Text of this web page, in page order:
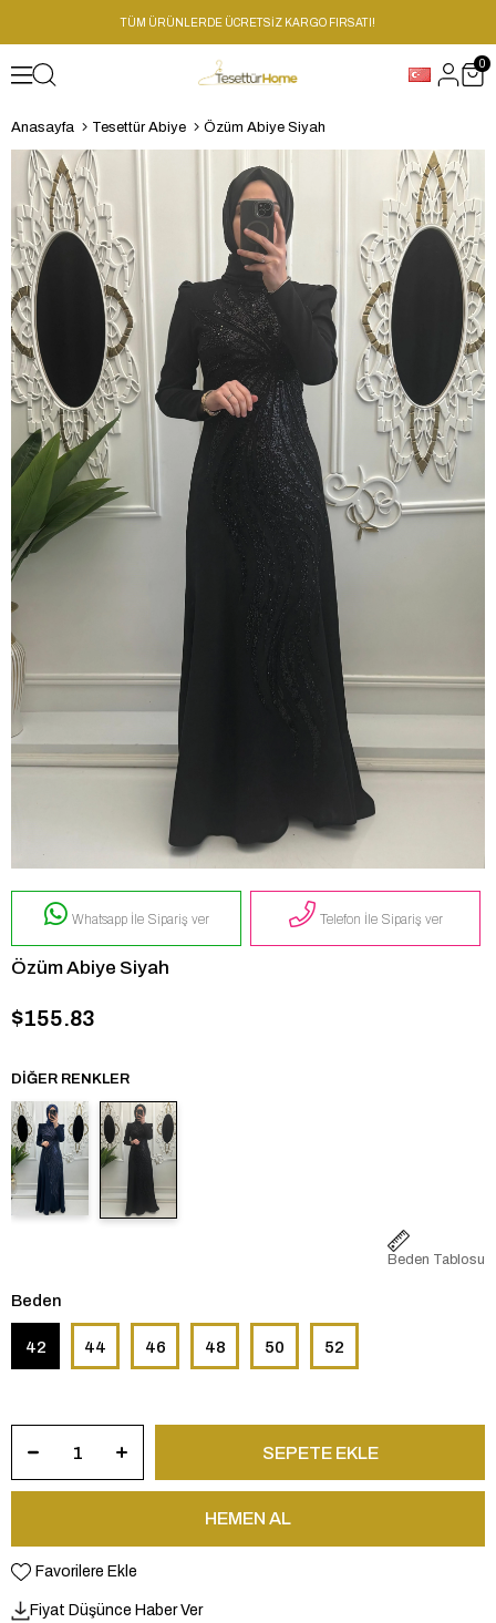
TÜM ÜRÜNLERDE ÜCRETSİZ KARGO FIRSATI!
0
Anasayfa Tesettür Abiye Özüm Abiye Siyah
Whatsapp İle Sipariş ver Telefon İle Sipariş ver
Özüm Abiye Siyah
$155.83
DIĞER RENKLER
Beden Tablosu
Beden
42 44 46 48 50 52
Favorilere Ekle
Fiyat Düşünce Haber Ver